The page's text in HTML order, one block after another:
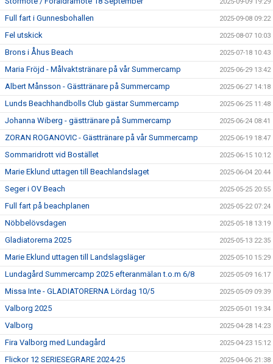
Full fart i Gunnesbohallen 2025-09-08 09:22
Fel utskick 2025-08-07 10:03
Brons i Åhus Beach 2025-07-18 10:43
Maria Fröjd - Målvaktstränare på vår Summercamp 2025-06-29 13:42
Albert Månsson - Gästtränare på Summercamp 2025-06-27 14:18
Lunds Beachhandbolls Club gästar Summercamp 2025-06-25 11:48
Johanna Wiberg - gästtränare på Summercamp 2025-06-24 08:41
ZORAN ROGANOVIC - Gästtränare på vår Summercamp 2025-06-19 18:47
Sommaridrott vid Bostället 2025-06-15 10:12
Marie Eklund uttagen till Beachlandslaget 2025-06-04 20:44
Seger i OV Beach 2025-05-25 20:55
Full fart på beachplanen 2025-05-22 07:24
Nöbbelövsdagen 2025-05-18 13:19
Gladiatorerna 2025 2025-05-13 22:35
Marie Eklund uttagen till Landslagsläger 2025-05-10 15:29
Lundagård Summercamp 2025 efteranmälan t.o.m 6/8 2025-05-09 16:17
Missa Inte - GLADIATORERNA Lördag 10/5 2025-05-09 09:39
Valborg 2025 2025-05-01 19:34
Valborg 2025-04-28 14:23
Fira Valborg med Lundagård 2025-04-23 15:12
Flickor 12 SERIESEGRARE 2024-25 2025-04-06 21:38